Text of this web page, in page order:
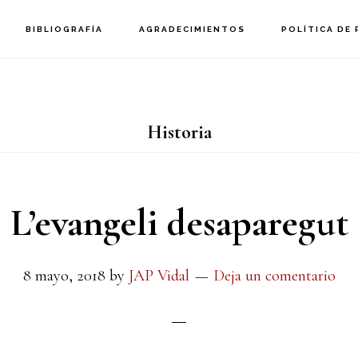
BIBLIOGRAFÍA AGRADECIMIENTOS POLÍTICA DE
Historia
L’evangeli desaparegut
8 mayo, 2018 by JAP Vidal Deja un comentario